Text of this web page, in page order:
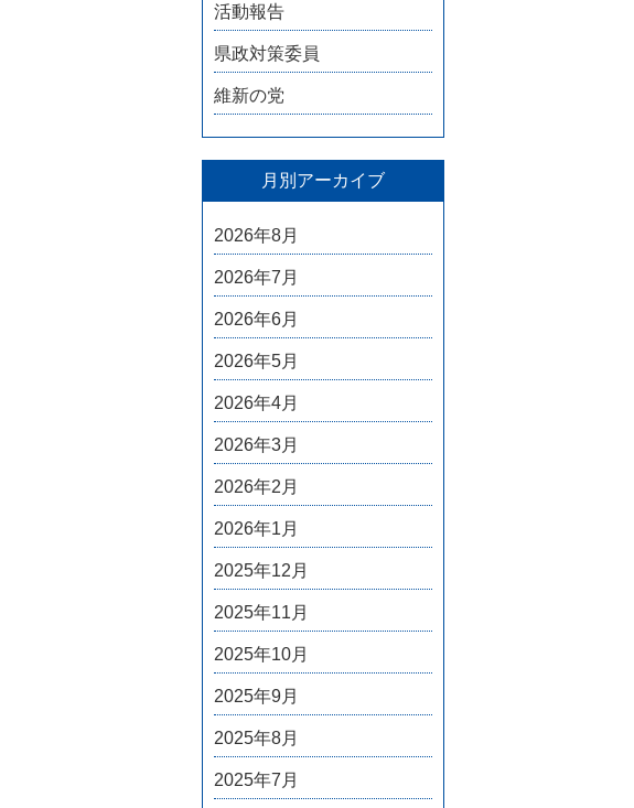
活動報告
県政対策委員
維新の党
月別アーカイブ
2026年8月
2026年7月
2026年6月
2026年5月
2026年4月
2026年3月
2026年2月
2026年1月
2025年12月
2025年11月
2025年10月
2025年9月
2025年8月
2025年7月